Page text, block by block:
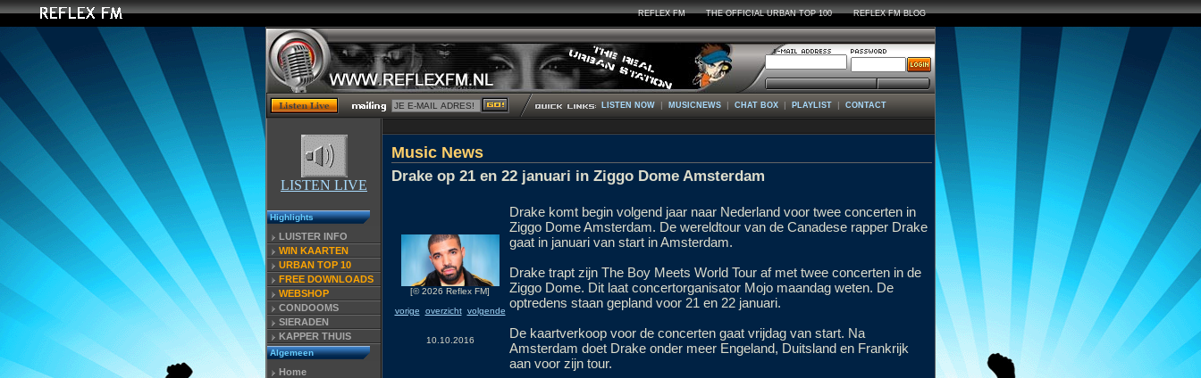
REFLEX FM THE OFFICIAL URBAN TOP 100 REFLEX FM BLOG
LISTEN NOW | MUSICNEWS | CHAT BOX | PLAYLIST | CONTACT
LISTEN LIVE
Highlights
LUISTER INFO
WIN KAARTEN
URBAN TOP 10
FREE DOWNLOADS
WEBSHOP
CONDOOMS
SIERADEN
KAPPER THUIS
Algemeen
Home
Music News
Drake op 21 en 22 januari in Ziggo Dome Amsterdam
[© 2026 Reflex FM]
vorige
overzicht volgende
10.10.2016
Drake komt begin volgend jaar naar Nederland voor twee concerten in
Ziggo Dome Amsterdam. De wereldtour van de Canadese rapper Drake
gaat in januari van start in Amsterdam.
Drake trapt zijn The Boy Meets World Tour af met twee concerten in de
Ziggo Dome. Dit laat concertorganisator Mojo maandag weten. De
optredens staan gepland voor 21 en 22 januari.
De kaartverkoop voor de concerten gaat vrijdag van start. Na
Amsterdam doet Drake onder meer Engeland, Duitsland en Frankrijk
aan voor zijn tour.